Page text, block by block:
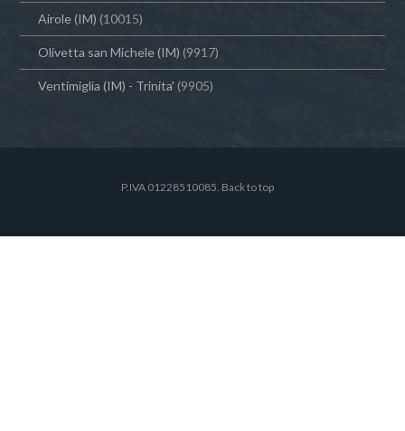
Airole (IM) (10015)
Olivetta san Michele (IM) (9917)
Ventimiglia (IM) - Trinita' (9905)
P.IVA 01228510085. Back to top